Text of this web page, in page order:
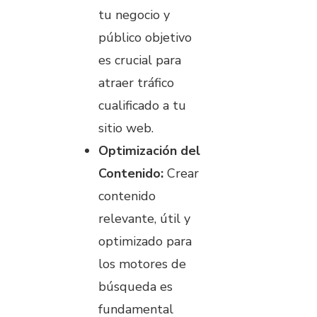
tu negocio y
público objetivo
es crucial para
atraer tráfico
cualificado a tu
sitio web.
Optimización del
Contenido: Crear
contenido
relevante, útil y
optimizado para
los motores de
búsqueda es
fundamental